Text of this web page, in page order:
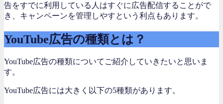
告をすでに利用している人はすぐに広告配信することがで
き、キャンペーンを管理しやすという利点もあります。
YouTube広告の種類とは？
YouTube広告の種類についてご紹介していきたいと思いま
す。
YouTube広告には大きく以下の5種類があります。